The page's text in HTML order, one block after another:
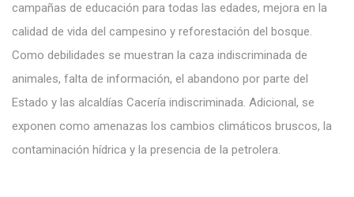
campañas de educación para todas las edades, mejora en la
calidad de vida del campesino y reforestación del bosque.
Como debilidades se muestran la caza indiscriminada de
animales, falta de información, el abandono por parte del
Estado y las alcaldías Cacería indiscriminada. Adicional, se
exponen como amenazas los cambios climáticos bruscos, la
contaminación hídrica y la presencia de la petrolera.